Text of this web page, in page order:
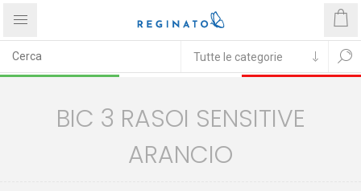
BIC 3 RASOI SENSITIVE
ARANCIO